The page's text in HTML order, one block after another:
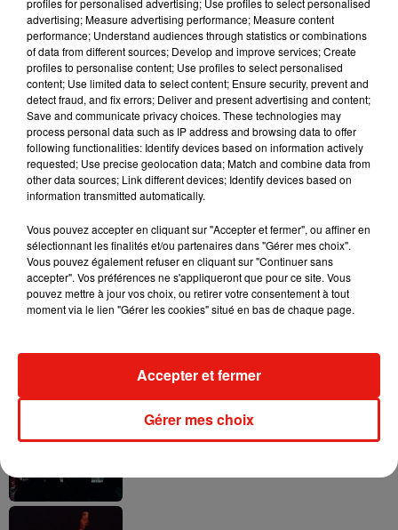
7 août 2026
Angèle et Amélie Lens dévoilent leur
collaboration tant attendue
Il y a 10 ans, DJ Snake changeait de
Fred again.. et Latin Mafia dévoilent enfin
profiles for personalised advertising; Use profiles to select personalised
advertising; Measure advertising performance; Measure content
performance; Understand audiences through statistics or combinations
of data from different sources; Develop and improve services; Create
profiles to personalise content; Use profiles to select personalised
content; Use limited data to select content; Ensure security, prevent and
detect fraud, and fix errors; Deliver and present advertising and content;
Save and communicate privacy choices. These technologies may
process personal data such as IP address and browsing data to offer
following functionalities: Identify devices based on information actively
requested; Use precise geolocation data; Match and combine data from
other data sources; Link different devices; Identify devices based on
information transmitted automatically.
Vous pouvez accepter en cliquant sur "Accepter et fermer", ou affiner en
sélectionnant les finalités et/ou partenaires dans "Gérer mes choix".
Vous pouvez également refuser en cliquant sur "Continuer sans
accepter". Vos préférences ne s'appliqueront que pour ce site. Vous
pouvez mettre à jour vos choix, ou retirer votre consentement à tout
moment via le lien "Gérer les cookies" situé en bas de chaque page.
Gérer mes choix
Accepter et fermer